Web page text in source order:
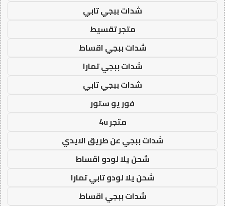
شدات ببجي تابي
متجر تقسيط
شدات ببجي اقساط
شدات ببجي تمارا
شدات ببجي تابي
فور يو ستور
متجر 4u
شدات ببجي عن طريق الايدي
شحن يلا لودو اقساط
شحن يلا لودو تابي تمارا
شدات ببجي اقساط